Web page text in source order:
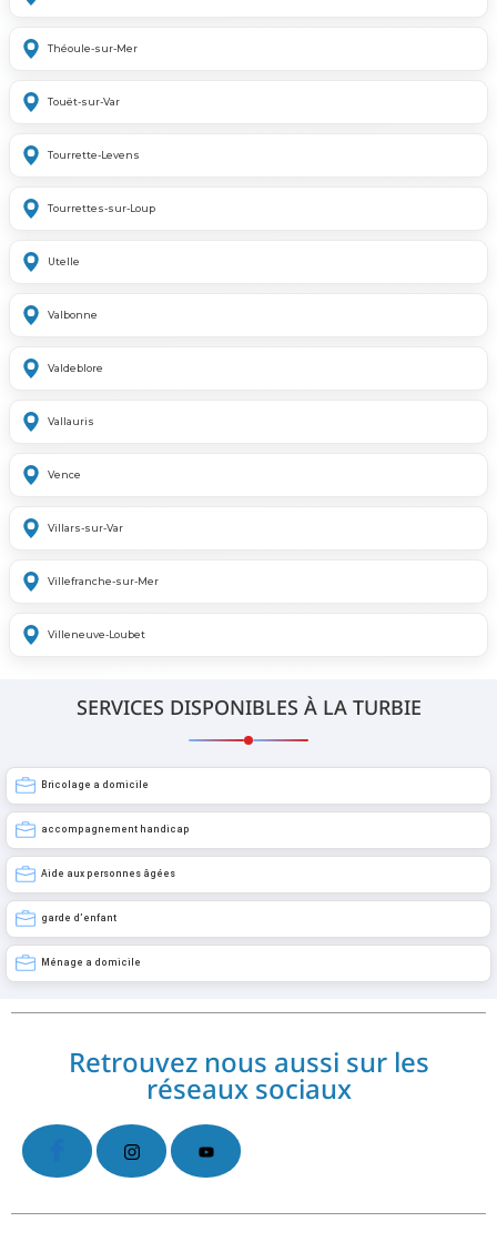
Théoule-sur-Mer
Touët-sur-Var
Tourrette-Levens
Tourrettes-sur-Loup
Utelle
Valbonne
Valdeblore
Vallauris
Vence
Villars-sur-Var
Villefranche-sur-Mer
Villeneuve-Loubet
SERVICES DISPONIBLES À LA TURBIE
Bricolage a domicile
accompagnement handicap
Aide aux personnes âgées
garde d’enfant
Ménage a domicile
Retrouvez nous aussi sur les
réseaux sociaux